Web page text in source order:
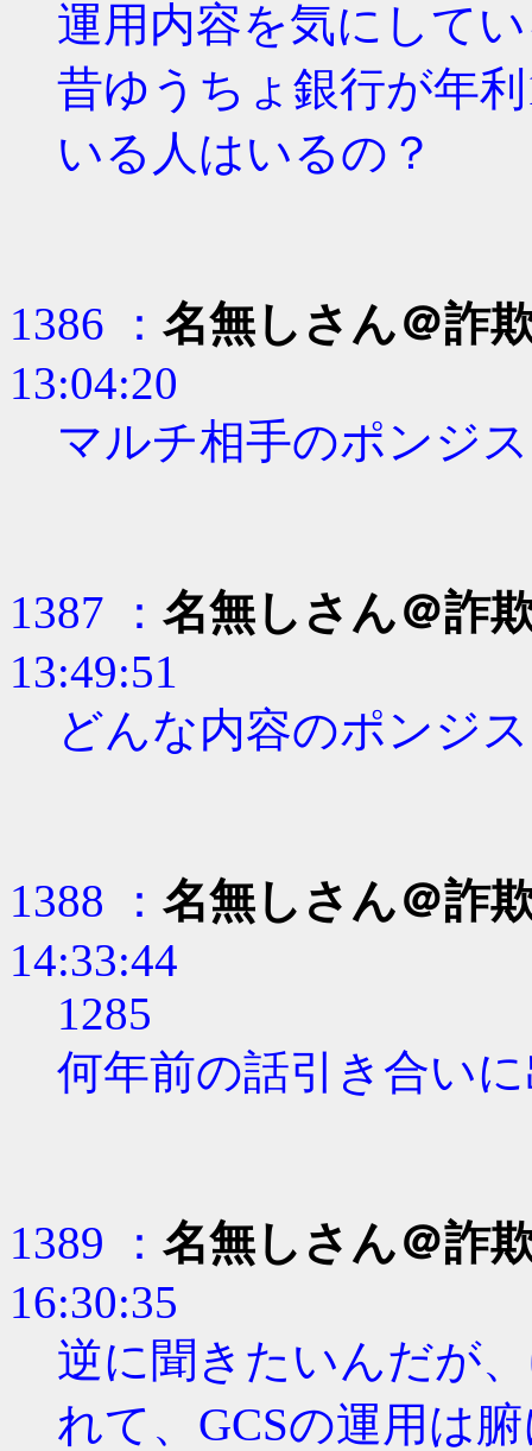
運用内容を気にして
昔ゆうちょ銀行が年
いる人はいるの？
1386 ： 名無しさん＠詐
13:04:20
マルチ相手のポンジ
1387 ： 名無しさん＠詐
13:49:51
どんな内容のポンジ
1388 ： 名無しさん＠詐
14:33:44
1285
何年前の話引き合い
1389 ： 名無しさん＠詐
16:30:35
逆に聞きたいんだが
れて、GCSの運用は